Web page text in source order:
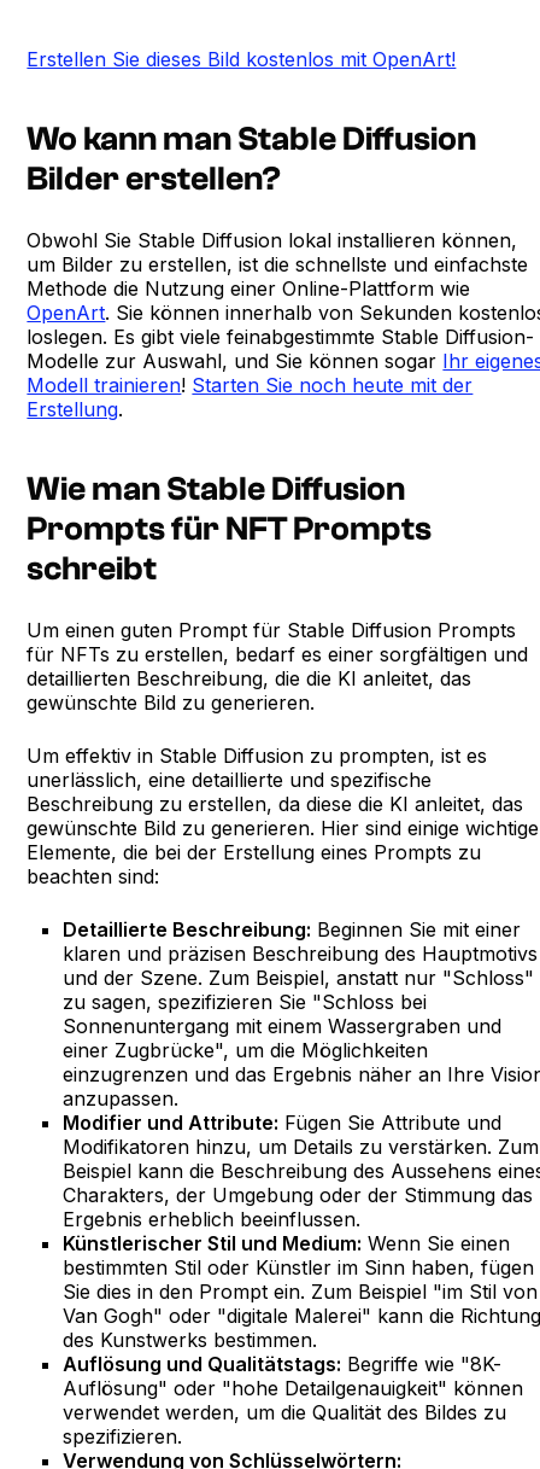
Erstellen Sie dieses Bild kostenlos mit OpenArt!
Wo kann man Stable Diffusion
Bilder erstellen?
Obwohl Sie Stable Diffusion lokal installieren können,
um Bilder zu erstellen, ist die schnellste und einfachste
Methode die Nutzung einer Online-Plattform wie
OpenArt. Sie können innerhalb von Sekunden
loslegen. Es gibt viele feinabgestimmte Stable Diffusion-
Modelle zur Auswahl, und Sie können sogar Ihr
Modell trainieren! Starten Sie noch heute mit der
Erstellung.
Wie man Stable Diffusion
Prompts für NFT Prompts
schreibt
Um einen guten Prompt für Stable Diffusion Prompts
für NFTs zu erstellen, bedarf es einer sorgfältigen und
detaillierten Beschreibung, die die KI anleitet, das
gewünschte Bild zu generieren.
Um effektiv in Stable Diffusion zu prompten, ist es
unerlässlich, eine detaillierte und spezifische
Beschreibung zu erstellen, da diese die KI anleitet, das
gewünschte Bild zu generieren. Hier sind einige wichtige
Elemente, die bei der Erstellung eines Prompts zu
beachten sind:
Detaillierte Beschreibung: Beginnen Sie mit einer
klaren und präzisen Beschreibung des Hauptmotivs
und der Szene. Zum Beispiel, anstatt nur "Schloss"
zu sagen, spezifizieren Sie "Schloss bei
Sonnenuntergang mit einem Wassergraben und
einer Zugbrücke", um die Möglichkeiten
einzugrenzen und das Ergebnis näher an Ihre
anzupassen.
Modifier und Attribute: Fügen Sie Attribute und
Modifikatoren hinzu, um Details zu verstärken. Zum
Beispiel kann die Beschreibung des Aussehens
Charakters, der Umgebung oder der Stimmung das
Ergebnis erheblich beeinflussen.
Künstlerischer Stil und Medium: Wenn Sie einen
bestimmten Stil oder Künstler im Sinn haben, fügen
Sie dies in den Prompt ein. Zum Beispiel "im Stil von
Van Gogh" oder "digitale Malerei" kann die
des Kunstwerks bestimmen.
Auflösung und Qualitätstags: Begriffe wie "8K-
Auflösung" oder "hohe Detailgenauigkeit" können
verwendet werden, um die Qualität des Bildes zu
spezifizieren.
Verwendung von Schlüsselwörtern: